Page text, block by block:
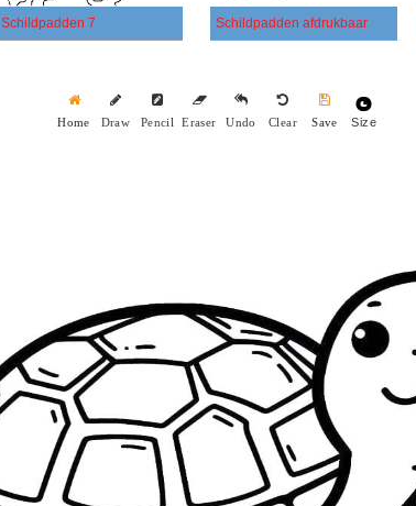
Schildpadden 7 Schildpadden afdrukbaar
Home Draw Pencil Eraser Undo Clear Save Size